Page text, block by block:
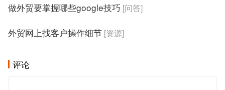
做外贸要掌握哪些google技巧 [问答]
外贸网上找客户操作细节 [资源]
评论